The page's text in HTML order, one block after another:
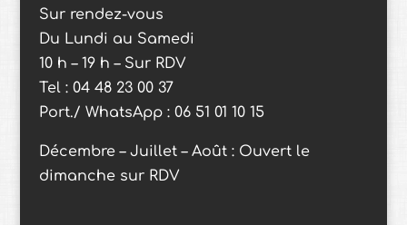
Sur rendez-vous
Du Lundi au Samedi
10 h – 19 h – Sur RDV
Tel : 04 48 23 00 37
Port./ WhatsApp : 06 51 01 10 15
Décembre – Juillet – Août : Ouvert le
dimanche sur RDV